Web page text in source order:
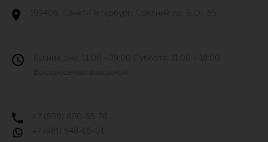
199406, Санкт-Петербург, Средний пр. В.О., 85
Будние дни: 11:00 - 19:00 Суббота: 11:00 - 18:00
Воскресенье: выходной
+7 (800) 600-55-78
+7 (981) 848-65-01